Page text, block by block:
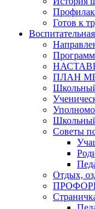
Готов к
ПЛАН
Советы
Отдых,